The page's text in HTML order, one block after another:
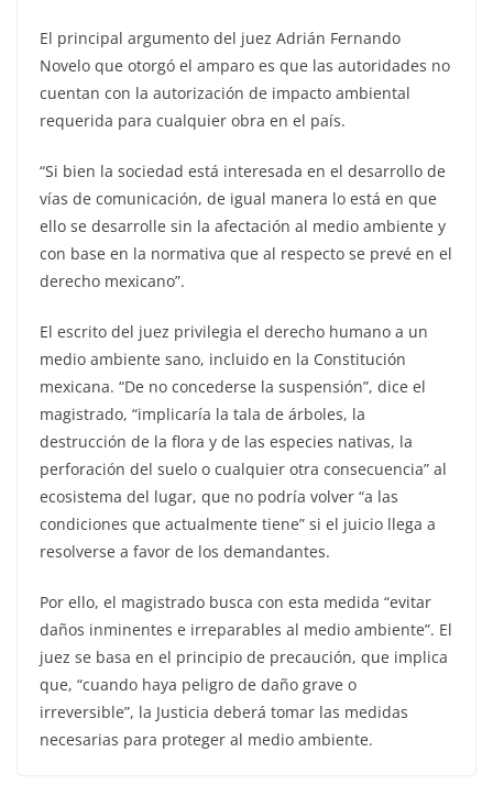
El principal argumento del juez Adrián Fernando
Novelo que otorgó el amparo es que las autoridades no
cuentan con la autorización de impacto ambiental
requerida para cualquier obra en el país.
“Si bien la sociedad está interesada en el desarrollo de
vías de comunicación, de igual manera lo está en que
ello se desarrolle sin la afectación al medio ambiente y
con base en la normativa que al respecto se prevé en el
derecho mexicano”.
El escrito del juez privilegia el derecho humano a un
medio ambiente sano, incluido en la Constitución
mexicana. “De no concederse la suspensión”, dice el
magistrado, “implicaría la tala de árboles, la
destrucción de la flora y de las especies nativas, la
perforación del suelo o cualquier otra consecuencia” al
ecosistema del lugar, que no podría volver “a las
condiciones que actualmente tiene” si el juicio llega a
resolverse a favor de los demandantes.
Por ello, el magistrado busca con esta medida “evitar
daños inminentes e irreparables al medio ambiente”. El
juez se basa en el principio de precaución, que implica
que, “cuando haya peligro de daño grave o
irreversible”, la Justicia deberá tomar las medidas
necesarias para proteger al medio ambiente.